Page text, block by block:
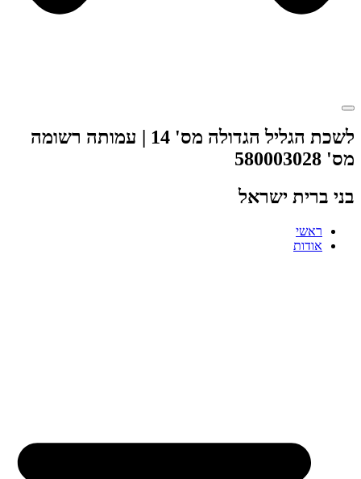
לשכת הגליל הגדולה מס' 14 | עמותה רשומה
מס' 580003028
בני ברית ישראל
ראשי
אודות